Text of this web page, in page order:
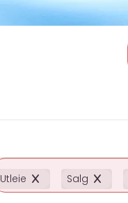
Utleie Salg